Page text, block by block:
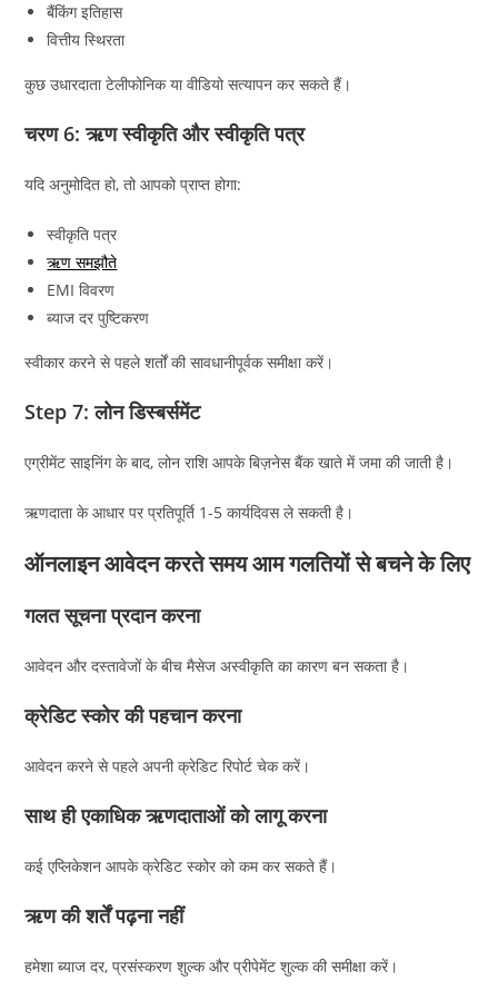
बैंकिंग इतिहास
वित्तीय स्थिरता
कुछ उधारदाता टेलीफोनिक या वीडियो सत्यापन कर सकते हैं।
चरण 6: ऋण स्वीकृति और स्वीकृति पत्र
यदि अनुमोदित हो, तो आपको प्राप्त होगा:
स्वीकृति पत्र
ऋण समझौते
EMI विवरण
ब्याज दर पुष्टिकरण
स्वीकार करने से पहले शर्तों की सावधानीपूर्वक समीक्षा करें।
Step 7: लोन डिस्बर्समेंट
एग्रीमेंट साइनिंग के बाद, लोन राशि आपके बिज़नेस बैंक खाते में जमा की जाती है।
ऋणदाता के आधार पर प्रतिपूर्ति 1-5 कार्यदिवस ले सकती है।
ऑनलाइन आवेदन करते समय आम गलतियों से बचने के लिए
गलत सूचना प्रदान करना
आवेदन और दस्तावेजों के बीच मैसेज अस्वीकृति का कारण बन सकता है।
क्रेडिट स्कोर की पहचान करना
आवेदन करने से पहले अपनी क्रेडिट रिपोर्ट चेक करें।
साथ ही एकाधिक ऋणदाताओं को लागू करना
कई एप्लिकेशन आपके क्रेडिट स्कोर को कम कर सकते हैं।
ऋण की शर्तें पढ़ना नहीं
हमेशा ब्याज दर, प्रसंस्करण शुल्क और प्रीपेमेंट शुल्क की समीक्षा करें।